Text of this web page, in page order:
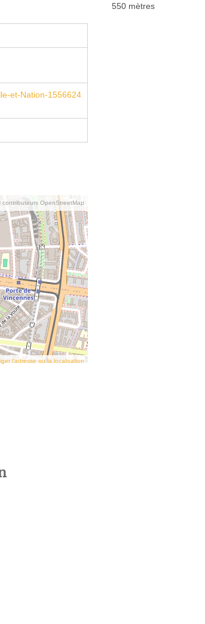
et-Nation-1556624
contributeurs OpenStreetMap
l’adresse ou la localisation
550 mètres